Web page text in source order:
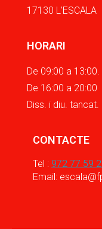
17130 L’ESCALA
HORARI
De 09:00 a 13:00.
De 16:00 a 20:00
Diss. i diu. tancat.
CONTACTE
Tel : 972 77 59
Email: